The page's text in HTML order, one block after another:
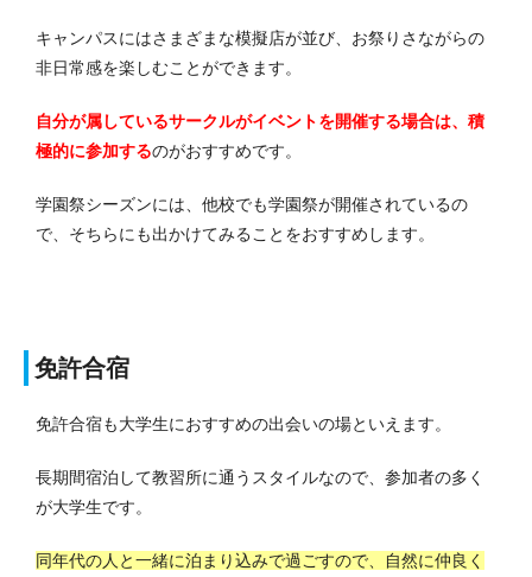
キャンパスにはさまざまな模擬店が並び、お祭りさながらの
非日常感を楽しむことができます。
自分が属しているサークルがイベントを開催する場合は、積
極的に参加するのがおすすめです。
学園祭シーズンには、他校でも学園祭が開催されているの
で、そちらにも出かけてみることをおすすめします。
免許合宿
免許合宿も大学生におすすめの出会いの場といえます。
長期間宿泊して教習所に通うスタイルなので、参加者の多く
が大学生です。
同年代の人と一緒に泊まり込みで過ごすので、自然に仲良く